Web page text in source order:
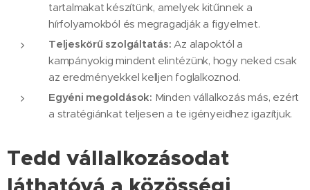
tartalmakat készítünk, amelyek kitűnnek a
hírfolyamokból és megragadják a figyelmet.
Teljeskörű szolgáltatás: Az alapoktól a
kampányokig mindent elintézünk, hogy neked csak
az eredményekkel kelljen foglalkoznod.
Egyéni megoldások: Minden vállalkozás más, ezért
a stratégiánkat teljesen a te igényeidhez igazítjuk.
Tedd vállalkozásodat